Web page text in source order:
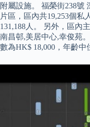
附屬設施。 福榮街238號
片區，區內共19,253個私
131,188人。 另外，區內
南昌邨,美居中心,幸俊苑
數為HK$ 18,000，年齡中